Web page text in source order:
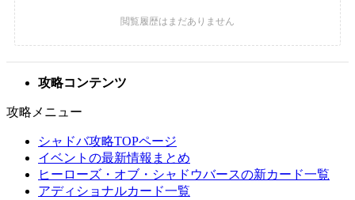
攻略コンテンツ
攻略メニュー
シャドバ攻略TOPページ
イベントの最新情報まとめ
ヒーローズ・オブ・シャドウバースの新カード一覧
アディショナルカード一覧